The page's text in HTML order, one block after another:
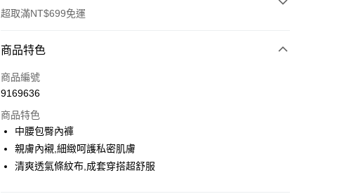
超取滿NT$699免運
付款方式
信用卡一次付款
LINE Pay
街口支付
商品特色
商品編號
9169636
商品特色
中腰包臀內褲
親膚內襯,細緻呵護私密肌膚
清爽透氣條紋布,成套穿搭超舒服